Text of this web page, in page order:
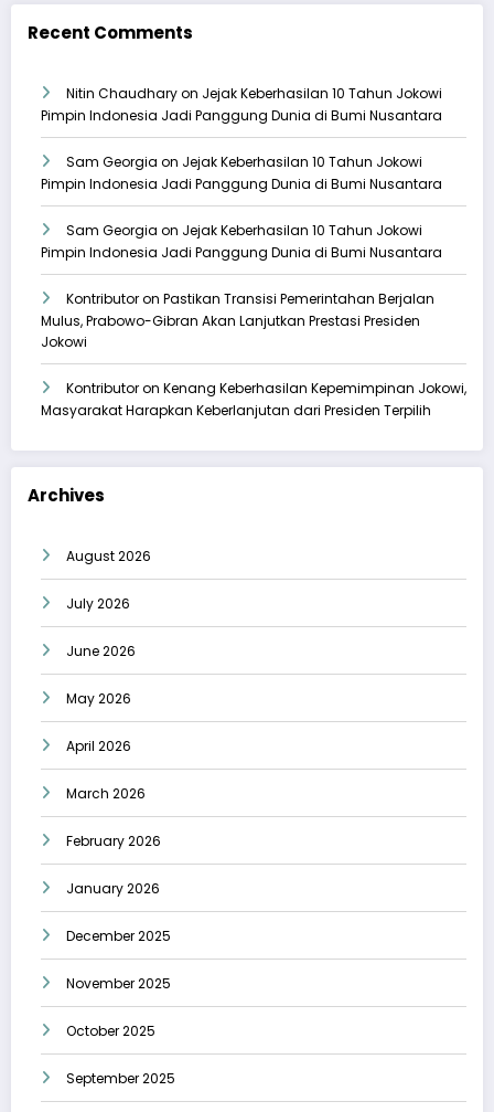
Recent Comments
Nitin Chaudharyon Jejak Keberhasilan 10 Tahun Jokowi
Pimpin Indonesia Jadi Panggung Dunia di Bumi Nusantara
Sam Georgia on Jejak Keberhasilan 10 Tahun Jokowi
Pimpin Indonesia Jadi Panggung Dunia di Bumi Nusantara
Sam Georgia on Jejak Keberhasilan 10 Tahun Jokowi
Pimpin Indonesia Jadi Panggung Dunia di Bumi Nusantara
Kontributoron Pastikan Transisi Pemerintahan Berjalan
Mulus, Prabowo-Gibran Akan Lanjutkan Prestasi Presiden
Jokowi
Kontributoron Kenang Keberhasilan Kepemimpinan Jokowi,
Masyarakat Harapkan Keberlanjutan dari Presiden Terpilih
Archives
August 2026
July 2026
June 2026
May 2026
April 2026
March 2026
February 2026
January 2026
December 2025
November 2025
October 2025
September 2025